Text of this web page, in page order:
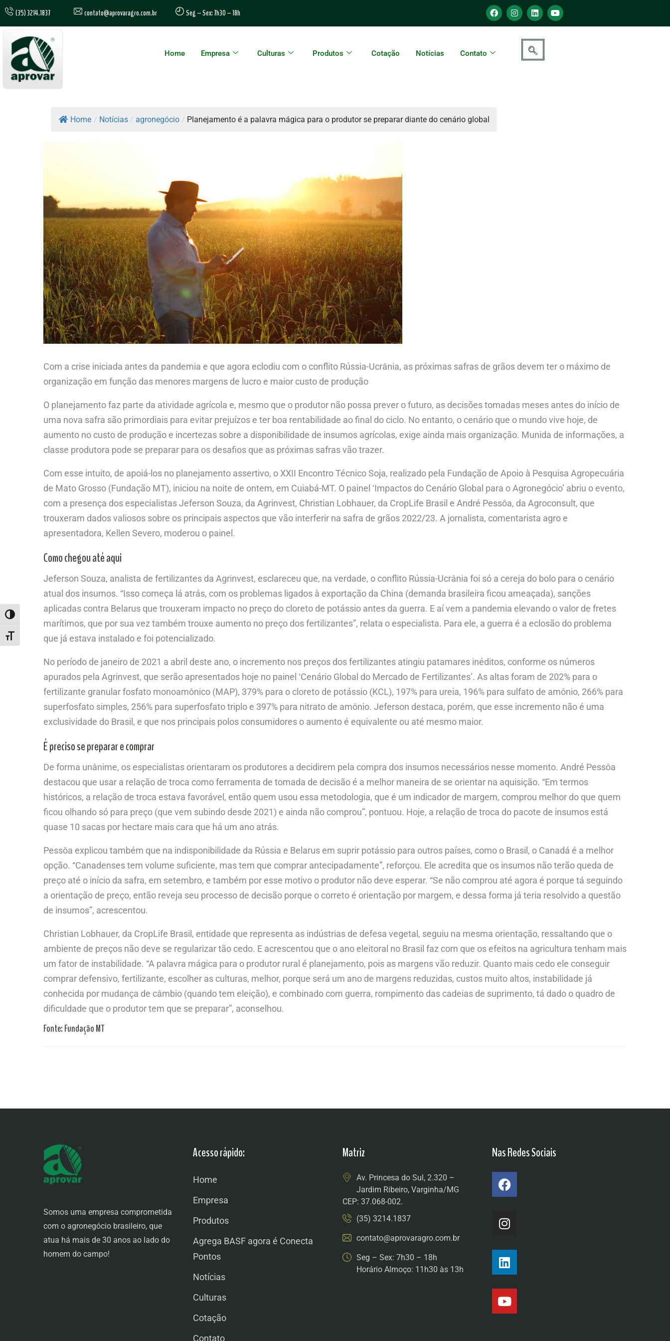
ALTERNAR ALTO CONTRASTE
ALTERNAR TAMANHO DA FONTE
(35) 3214.1837 contato@aprovaragro.com.br Seg – Sex: 7h30 – 18h
Home Empresa Culturas Produtos Cotação Notícias Contato
Home / Notícias / agronegócio / Planejamento é a palavra mágica para o produtor se preparar diante do cenário global
Com a crise iniciada antes da pandemia e que agora eclodiu com o conflito Rússia-Ucrânia, as próximas safras de grãos devem ter o máximo de
organização em função das menores margens de lucro e maior custo de produção
O planejamento faz parte da atividade agrícola e, mesmo que o produtor não possa prever o futuro, as decisões tomadas meses antes do início de
uma nova safra são primordiais para evitar prejuízos e ter boa rentabilidade ao final do ciclo. No entanto, o cenário que o mundo vive hoje, de
aumento no custo de produção e incertezas sobre a disponibilidade de insumos agrícolas, exige ainda mais organização. Munida de informações, a
classe produtora pode se preparar para os desafios que as próximas safras vão trazer.
Com esse intuito, de apoiá-los no planejamento assertivo, o XXII Encontro Técnico Soja, realizado pela Fundação de Apoio à Pesquisa Agropecuária
de Mato Grosso (Fundação MT), iniciou na noite de ontem, em Cuiabá-MT. O painel ‘Impactos do Cenário Global para o Agronegócio’ abriu o evento,
com a presença dos especialistas Jeferson Souza, da Agrinvest, Christian Lobhauer, da CropLife Brasil e André Pessôa, da Agroconsult, que
trouxeram dados valiosos sobre os principais aspectos que vão interferir na safra de grãos 2022/23. A jornalista, comentarista agro e
apresentadora, Kellen Severo, moderou o painel.
Como chegou até aqui
Jeferson Souza, analista de fertilizantes da Agrinvest, esclareceu que, na verdade, o conflito Rússia-Ucrânia foi só a cereja do bolo para o cenário
atual dos insumos. “Isso começa lá atrás, com os problemas ligados à exportação da China (demanda brasileira ficou ameaçada), sanções
aplicadas contra Belarus que trouxeram impacto no preço do cloreto de potássio antes da guerra. E aí vem a pandemia elevando o valor de fretes
marítimos, que por sua vez também trouxe aumento no preço dos fertilizantes”, relata o especialista. Para ele, a guerra é a eclosão do problema
que já estava instalado e foi potencializado.
No período de janeiro de 2021 a abril deste ano, o incremento nos preços dos fertilizantes atingiu patamares inéditos, conforme os números
apurados pela Agrinvest, que serão apresentados hoje no painel ‘Cenário Global do Mercado de Fertilizantes’. As altas foram de 202% para o
fertilizante granular fosfato monoamônico (MAP), 379% para o cloreto de potássio (KCL), 197% para ureia, 196% para sulfato de amônio, 266% para
superfosfato simples, 256% para superfosfato triplo e 397% para nitrato de amônio. Jeferson destaca, porém, que esse incremento não é uma
exclusividade do Brasil, e que nos principais polos consumidores o aumento é equivalente ou até mesmo maior.
É preciso se preparar e comprar
De forma unânime, os especialistas orientaram os produtores a decidirem pela compra dos insumos necessários nesse momento. André Pessôa
destacou que usar a relação de troca como ferramenta de tomada de decisão é a melhor maneira de se orientar na aquisição. “Em termos
históricos, a relação de troca estava favorável, então quem usou essa metodologia, que é um indicador de margem, comprou melhor do que quem
ficou olhando só para preço (que vem subindo desde 2021) e ainda não comprou”, pontuou. Hoje, a relação de troca do pacote de insumos está
quase 10 sacas por hectare mais cara que há um ano atrás.
Pessôa explicou também que na indisponibilidade da Rússia e Belarus em suprir potássio para outros países, como o Brasil, o Canadá é a melhor
opção. “Canadenses tem volume suficiente, mas tem que comprar antecipadamente”, reforçou. Ele acredita que os insumos não terão queda de
preço até o início da safra, em setembro, e também por esse motivo o produtor não deve esperar. “Se não comprou até agora é porque tá seguindo
a orientação de preço, então reveja seu processo de decisão porque o correto é orientação por margem, e dessa forma já teria resolvido a questão
de insumos”, acrescentou.
Christian Lobhauer, da CropLife Brasil, entidade que representa as indústrias de defesa vegetal, seguiu na mesma orientação, ressaltando que o
ambiente de preços não deve se regularizar tão cedo. E acrescentou que o ano eleitoral no Brasil faz com que os efeitos na agricultura tenham mais
um fator de instabilidade. “A palavra mágica para o produtor rural é planejamento, pois as margens vão reduzir. Quanto mais cedo ele conseguir
comprar defensivo, fertilizante, escolher as culturas, melhor, porque será um ano de margens reduzidas, custos muito altos, instabilidade já
conhecida por mudança de câmbio (quando tem eleição), e combinado com guerra, rompimento das cadeias de suprimento, tá dado o quadro de
dificuldade que o produtor tem que se preparar”, aconselhou.
Fonte: Fundação MT
Somos uma empresa comprometida
com o agronegócio brasileiro, que
atua há mais de 30 anos ao lado do
homem do campo!
Acesso rápido:
Home
Empresa
Produtos
Agrega BASF agora é Conecta
Pontos
Notícias
Culturas
Cotação
Contato
Matriz
Av. Princesa do Sul, 2.320 –
Jardim Ribeiro, Varginha/MG
CEP: 37.068-002.
(35) 3214.1837
contato@aprovaragro.com.br
Seg – Sex: 7h30 – 18h
Horário Almoço: 11h30 às 13h
Nas Redes Sociais